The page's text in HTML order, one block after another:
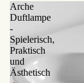
Arche
Duftlampe
-
Spielerisch,
Praktisch
und
Ästhetisch